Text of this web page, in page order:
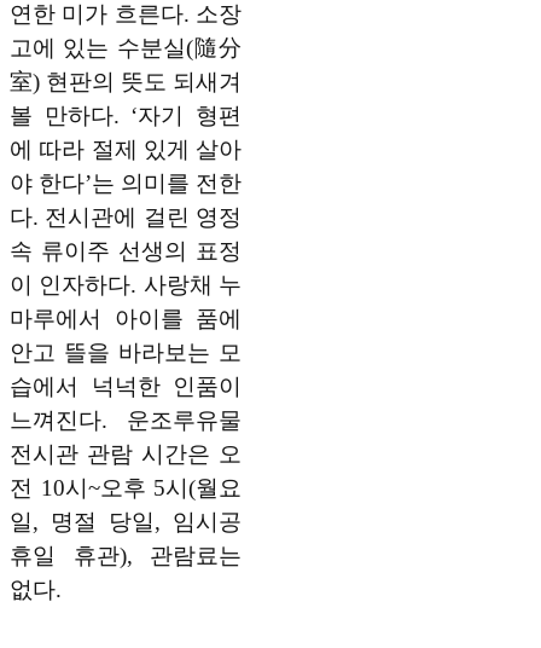
연한 미가 흐른다. 소장
고에 있는 수분실(隨分
室) 현판의 뜻도 되새겨
볼 만하다. ‘자기 형편
에 따라 절제 있게 살아
야 한다’는 의미를 전한
다. 전시관에 걸린 영정
속 류이주 선생의 표정
이 인자하다. 사랑채 누
마루에서 아이를 품에
안고 뜰을 바라보는 모
습에서 넉넉한 인품이
느껴진다. 운조루유물
전시관 관람 시간은 오
전 10시~오후 5시(월요
일, 명절 당일, 임시공
휴일 휴관), 관람료는
없다.